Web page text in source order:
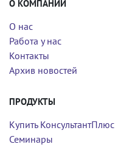
О КОМПАНИИ
О нас
Работа у нас
Контакты
Архив новостей
ПРОДУКТЫ
Купить КонсультантПлюс
Семинары